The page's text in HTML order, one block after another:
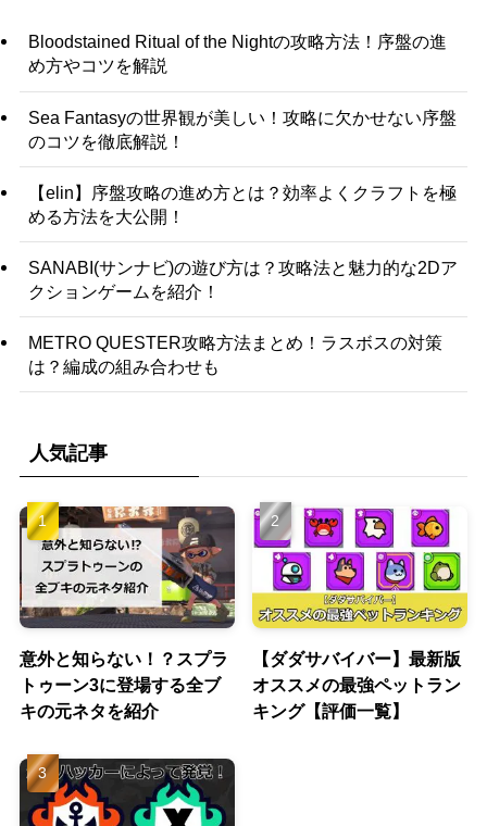
Bloodstained Ritual of the Nightの攻略方法！序盤の進
め方やコツを解説
Sea Fantasyの世界観が美しい！攻略に欠かせない序盤
のコツを徹底解説！
【elin】序盤攻略の進め方とは？効率よくクラフトを極
める方法を大公開！
SANABI(サンナビ)の遊び方は？攻略法と魅力的な2Dア
クションゲームを紹介！
METRO QUESTER攻略方法まとめ！ラスボスの対策
は？編成の組み合わせも
人気記事
意外と知らない！？スプラ
トゥーン3に登場する全ブ
キの元ネタを紹介
【ダダサバイバー】最新版
オススメの最強ペットラン
キング【評価一覧】